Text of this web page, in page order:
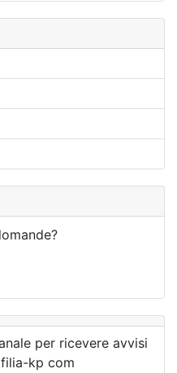
per ricevere avvisi
kp com